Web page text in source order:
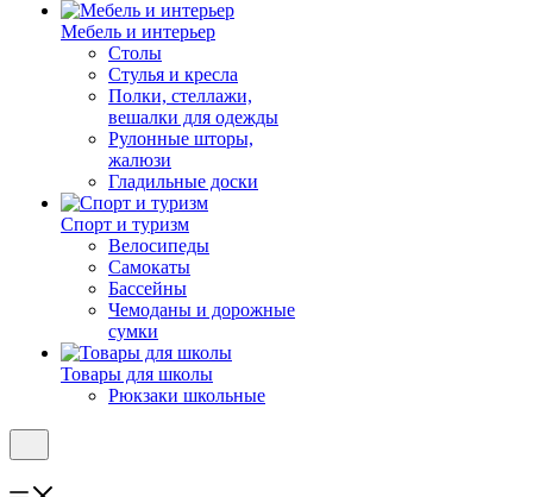
Мебель и интерьер
Столы
Стулья и кресла
Полки, стеллажи,
вешалки для одежды
Рулонные шторы,
жалюзи
Гладильные доски
Спорт и туризм
Велосипеды
Самокаты
Бассейны
Чемоданы и дорожные
сумки
Товары для школы
Рюкзаки школьные